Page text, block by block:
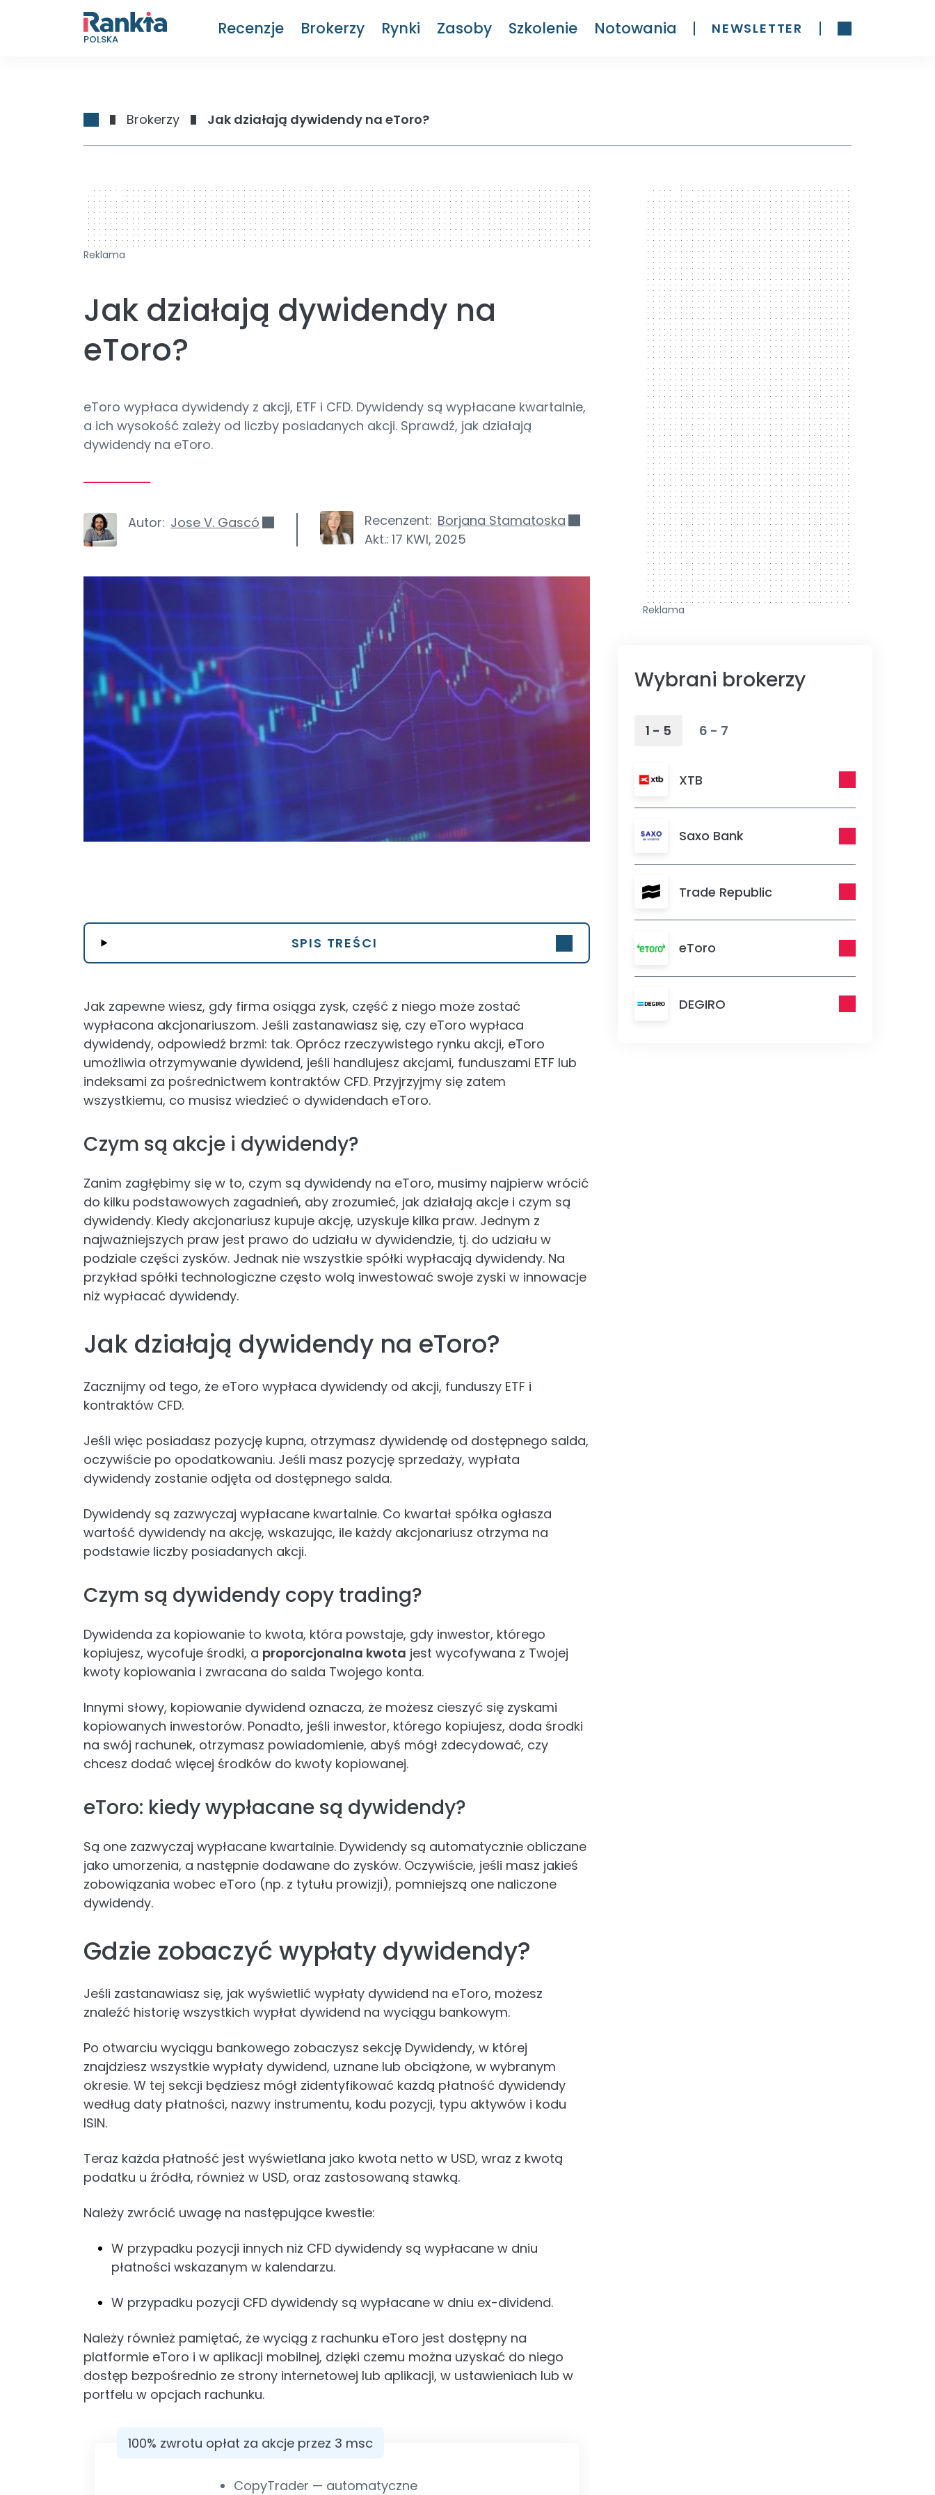
POLSKA
Recenzje Brokerzy Rynki Zasoby Szkolenie Notowania NEWSLETTER
Brokerzy Jak działają dywidendy na eToro?
728 x 90
Reklama
Jak działają dywidendy na
eToro?
eToro wypłaca dywidendy z akcji, ETF i CFD. Dywidendy są wypłacane kwartalnie,
a ich wysokość zależy od liczby posiadanych akcji. Sprawdź, jak działają
dywidendy na eToro.
Autor: Jose V. Gascó Recenzent: Borjana Stamatoska
Akt.: 17 KWI, 2025
SPIS TREŚCI
Jak zapewne wiesz, gdy firma osiąga zysk, część z niego może zostać
wypłacona akcjonariuszom. Jeśli zastanawiasz się, czy eToro wypłaca
dywidendy, odpowiedź brzmi: tak. Oprócz rzeczywistego rynku akcji, eToro
umożliwia otrzymywanie dywidend, jeśli handlujesz akcjami, funduszami ETF lub
indeksami za pośrednictwem kontraktów CFD. Przyjrzyjmy się zatem
wszystkiemu, co musisz wiedzieć o dywidendach eToro.
Czym są akcje i dywidendy?
Zanim zagłębimy się w to, czym są dywidendy na eToro, musimy najpierw wrócić
do kilku podstawowych zagadnień, aby zrozumieć, jak działają akcje i czym są
dywidendy. Kiedy akcjonariusz kupuje akcję, uzyskuje kilka praw. Jednym z
najważniejszych praw jest prawo do udziału w dywidendzie, tj. do udziału w
podziale części zysków. Jednak nie wszystkie spółki wypłacają dywidendy. Na
przykład spółki technologiczne często wolą inwestować swoje zyski w innowacje
niż wypłacać dywidendy.
Jak działają dywidendy na eToro?
Zacznijmy od tego, że eToro wypłaca dywidendy od akcji, funduszy ETF i
kontraktów CFD.
Jeśli więc posiadasz pozycję kupna, otrzymasz dywidendę od dostępnego salda,
oczywiście po opodatkowaniu. Jeśli masz pozycję sprzedaży, wypłata
dywidendy zostanie odjęta od dostępnego salda.
Dywidendy są zazwyczaj wypłacane kwartalnie. Co kwartał spółka ogłasza
wartość dywidendy na akcję, wskazując, ile każdy akcjonariusz otrzyma na
podstawie liczby posiadanych akcji.
Czym są dywidendy copy trading?
Dywidenda za kopiowanie to kwota, która powstaje, gdy inwestor, którego
kopiujesz, wycofuje środki, a proporcjonalna kwota jest wycofywana z Twojej
kwoty kopiowania i zwracana do salda Twojego konta.
Innymi słowy, kopiowanie dywidend oznacza, że możesz cieszyć się zyskami
kopiowanych inwestorów. Ponadto, jeśli inwestor, którego kopiujesz, doda środki
na swój rachunek, otrzymasz powiadomienie, abyś mógł zdecydować, czy
chcesz dodać więcej środków do kwoty kopiowanej.
eToro: kiedy wypłacane są dywidendy?
Są one zazwyczaj wypłacane kwartalnie. Dywidendy są automatycznie obliczane
jako umorzenia, a następnie dodawane do zysków. Oczywiście, jeśli masz jakieś
zobowiązania wobec eToro (np. z tytułu prowizji), pomniejszą one naliczone
dywidendy.
Gdzie zobaczyć wypłaty dywidendy?
Jeśli zastanawiasz się, jak wyświetlić wypłaty dywidend na eToro, możesz
znaleźć historię wszystkich wypłat dywidend na wyciągu bankowym.
Po otwarciu wyciągu bankowego zobaczysz sekcję Dywidendy, w której
znajdziesz wszystkie wypłaty dywidend, uznane lub obciążone, w wybranym
okresie. W tej sekcji będziesz mógł zidentyfikować każdą płatność dywidendy
według daty płatności, nazwy instrumentu, kodu pozycji, typu aktywów i kodu
ISIN.
Teraz każda płatność jest wyświetlana jako kwota netto w USD, wraz z kwotą
podatku u źródła, również w USD, oraz zastosowaną stawką.
Należy zwrócić uwagę na następujące kwestie:
W przypadku pozycji innych niż CFD dywidendy są wypłacane w dniu
płatności wskazanym w kalendarzu.
W przypadku pozycji CFD dywidendy są wypłacane w dniu ex-dividend.
Należy również pamiętać, że wyciąg z rachunku eToro jest dostępny na
platformie eToro i w aplikacji mobilnej, dzięki czemu można uzyskać do niego
dostęp bezpośrednio ze strony internetowej lub aplikacji, w ustawieniach lub w
portfelu w opcjach rachunku.
100% zwrotu opłat za akcje przez 3 msc
CopyTrader — automatyczne
300 x 600
Reklama
Wybrani brokerzy
1 - 5 6 - 7
XTB
Saxo Bank
Trade Republic
eToro
DEGIRO